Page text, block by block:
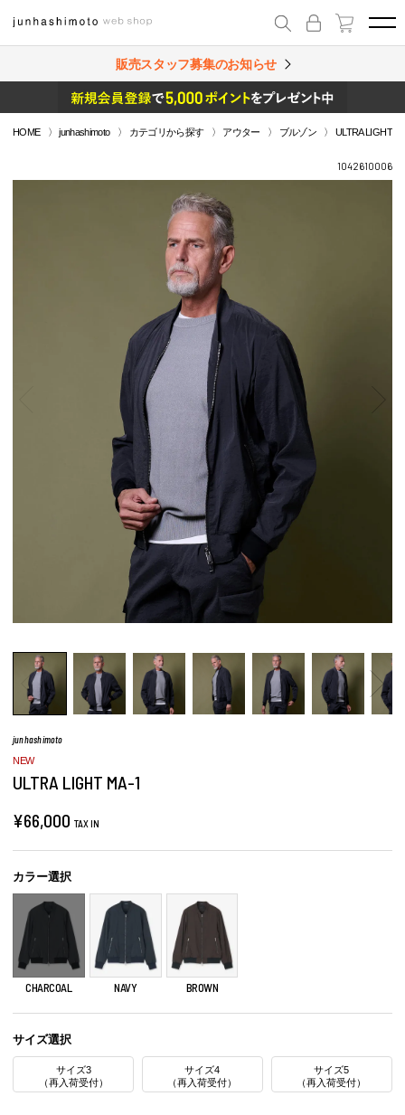
販売スタッフ募集のお知らせ
HOME junhashimoto カテゴリから探す アウター ブルゾン ULTRA LIGHT
1042610006
junhashimoto
NEW
ULTRA LIGHT MA-1
¥66,000 TAX IN
カラー選択
CHARCOAL NAVY BROWN
サイズ選択
サイズ3
（再入荷受付）
サイズ4
（再入荷受付）
サイズ5
（再入荷受付）